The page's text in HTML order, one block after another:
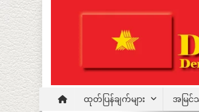
content
DPNS
Democratic Party for a New Society
ထုတ်ပြန်ချက်များ အမြင်